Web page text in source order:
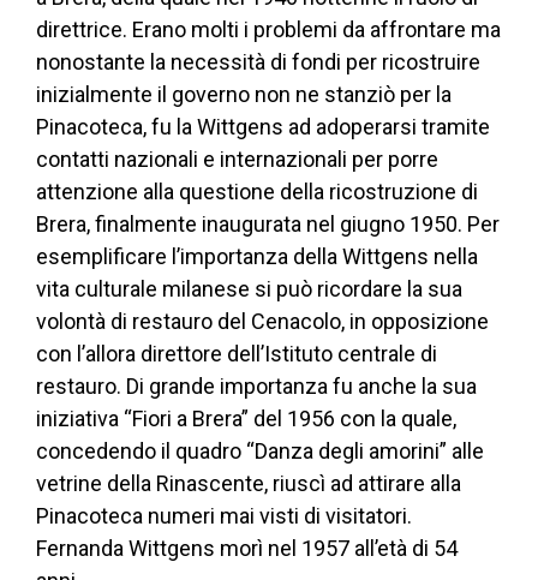
direttrice. Erano molti i problemi da affrontare ma
nonostante la necessità di fondi per ricostruire
inizialmente il governo non ne stanziò per la
Pinacoteca, fu la Wittgens ad adoperarsi tramite
contatti nazionali e internazionali per porre
attenzione alla questione della ricostruzione di
Brera, finalmente inaugurata nel giugno 1950. Per
esemplificare l’importanza della Wittgens nella
vita culturale milanese si può ricordare la sua
volontà di restauro del Cenacolo, in opposizione
con l’allora direttore dell’Istituto centrale di
restauro. Di grande importanza fu anche la sua
iniziativa “Fiori a Brera” del 1956 con la quale,
concedendo il quadro “Danza degli amorini” alle
vetrine della Rinascente, riuscì ad attirare alla
Pinacoteca numeri mai visti di visitatori.
Fernanda Wittgens morì nel 1957 all’età di 54